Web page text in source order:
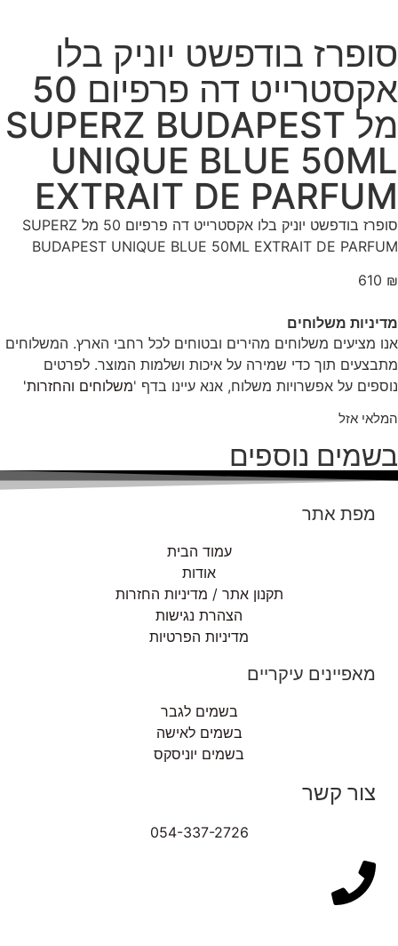
סופרז בודפשט יוניק בלו
אקסטרייט דה פרפיום 50
מל SUPERZ BUDAPEST
UNIQUE BLUE 50ML
EXTRAIT DE PARFUM‏
סופרז בודפשט יוניק בלו אקסטרייט דה פרפיום 50 מל SUPERZ
BUDAPEST UNIQUE BLUE 50ML EXTRAIT DE PARFUM‏
610 ₪
מדיניות משלוחים
אנו מציעים משלוחים מהירים ובטוחים לכל רחבי הארץ. המשלוחים
מתבצעים תוך כדי שמירה על איכות ושלמות המוצר. לפרטים
נוספים על אפשרויות משלוח, אנא עיינו בדף 'משלוחים והחזרות'
המלאי אזל
בשמים נוספים
מפת אתר
עמוד הבית
אודות
תקנון אתר / מדיניות החזרות
הצהרת נגישות
מדיניות הפרטיות
מאפיינים עיקריים
בשמים לגבר
בשמים לאישה
בשמים יוניסקס
צור קשר
054-337-2726